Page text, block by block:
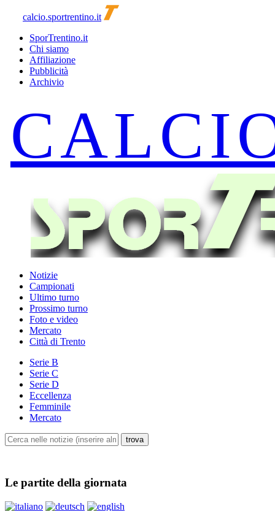
calcio.sportrentino.it
SporTrentino.it
Chi siamo
Affiliazione
Pubblicità
Archivio
Notizie
Campionati
Ultimo turno
Prossimo turno
Foto e video
Mercato
Città di Trento
Serie B
Serie C
Serie D
Eccellenza
Femminile
Mercato
Le partite della giornata